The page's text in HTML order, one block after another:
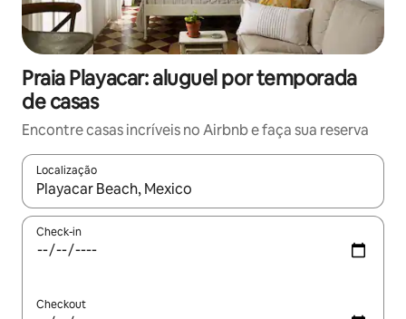
Praia Playacar: aluguel por temporada
de casas
Encontre casas incríveis no Airbnb e faça sua reserva
Localização
Quando os resultados estiverem disponíveis, explore-os
Check-in
Checkout